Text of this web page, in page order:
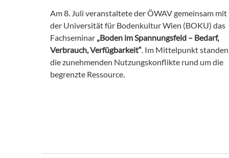
Am 8. Juli veranstaltete der ÖWAV gemeinsam mit
der Universität für Bodenkultur Wien (BOKU) das
Fachseminar „Boden im Spannungsfeld – Bedarf,
Verbrauch, Verfügbarkeit“. Im Mittelpunkt standen
die zunehmenden Nutzungskonflikte rund um die
begrenzte Ressource.